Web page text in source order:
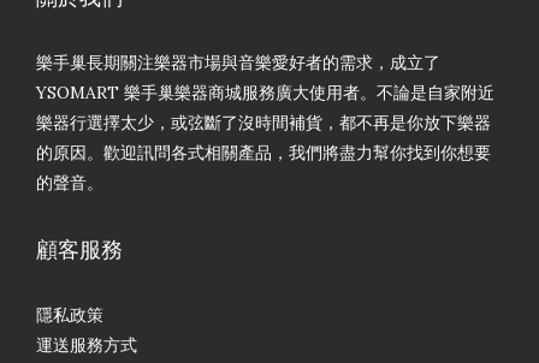
樂手巢長期關注樂器市場與音樂愛好者的需求，成立了
YSOMART 樂手巢樂器商城服務廣大使用者。不論是自家附近
樂器行選擇太少，或弦斷了沒時間補貨，都不再是你放下樂器
的原因。歡迎訊問各式相關產品，我們將盡力幫你找到你想要
的聲音。
顧客服務
隱私政策
運送服務方式